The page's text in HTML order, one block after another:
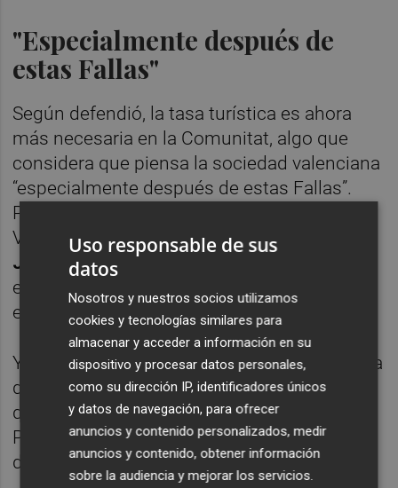
"Especialmente después de
estas Fallas"
Según defendió, la tasa turística es ahora
más necesaria en la Comunitat, algo que
considera que piensa la sociedad valenciana
“especialmente después de estas Fallas”.
Precisamente, señaló que la alcaldesa de
València y diputada del PP en Les Corts,
José Catalá, “planteó la necesidad de
establecerla” cuando hace años se oponía a
ella.
Y Joan Baldoví(Compromís) instó a Catalá a
dar “la bienvenida” a la tasa turística, “ahora
que se abre a hablar de ella”, y también al
PSPV, “que también se abre ahora a hablar”
de este impuesto.
Uso responsable de sus
datos
Nosotros y nuestros socios utilizamos
cookies y tecnologías similares para
almacenar y acceder a información en su
dispositivo y procesar datos personales,
como su dirección IP, identificadores únicos
y datos de navegación, para ofrecer
anuncios y contenido personalizados, medir
anuncios y contenido, obtener información
sobre la audiencia y mejorar los servicios.